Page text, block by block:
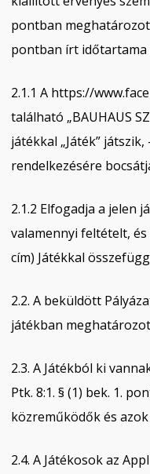
pontban
pontban írt
2.1.1 A https://
található „BAUHAUS
játékkal „Játék”
rendelkezésére
2.1.2 Elfogadja a jelen
valamennyi feltételt, és
cím) Játékkal
2.2. A beküldött
játékban
2.3. A Játékból ki
Ptk. 8:1. § (1) bek. 1.
közreműködők és
2.4. A Játékosok az